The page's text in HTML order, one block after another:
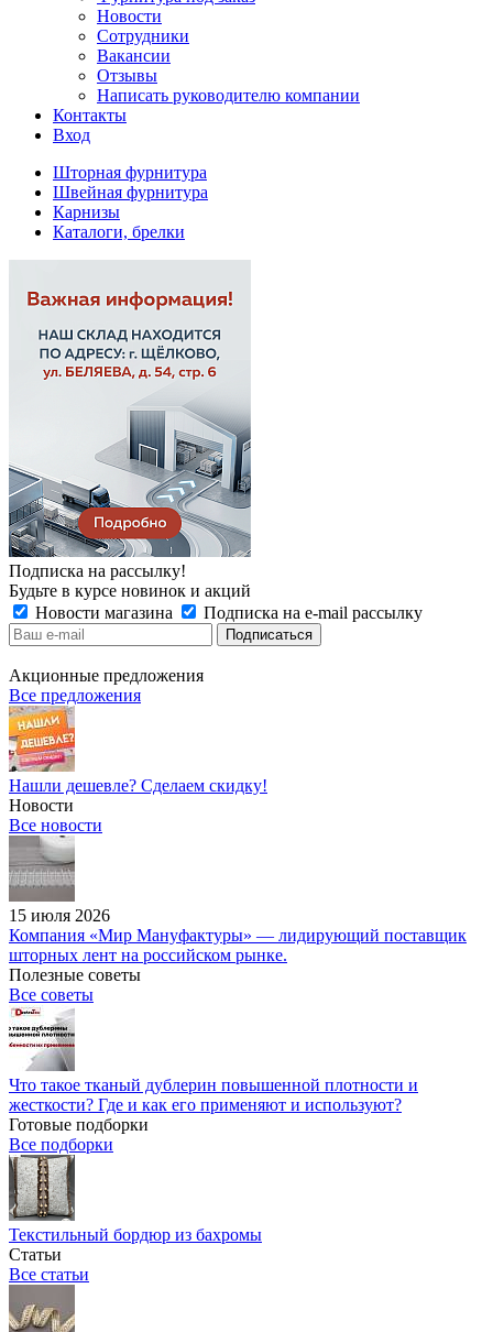
Новости
Сотрудники
Вакансии
Отзывы
Написать руководителю компании
Контакты
Вход
Шторная фурнитура
Швейная фурнитура
Карнизы
Каталоги, брелки
Подписка на рассылку!
Будьте в курсе новинок и акций
Новости магазина
Подписка на e-mail рассылку
Акционные предложения
Все предложения
Нашли дешевле? Сделаем скидку!
Новости
Все новости
15 июля 2026
Компания «Мир Мануфактуры» — лидирующий поставщик
шторных лент на российском рынке.
Полезные советы
Все советы
Что такое тканый дублерин повышенной плотности и
жесткости? Где и как его применяют и используют?
Готовые подборки
Все подборки
Текстильный бордюр из бахромы
Статьи
Все статьи